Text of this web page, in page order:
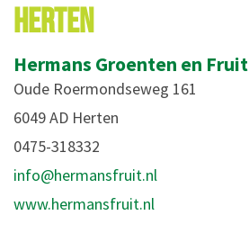
HERTEN
Hermans Groenten en Fruit
Oude Roermondseweg 161
6049 AD Herten
0475-318332
info@hermansfruit.nl
www.hermansfruit.nl